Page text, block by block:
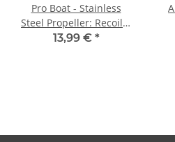
Pro Boat - Stainless
Steel Propeller: Recoil 2
18 (PRB-1374)
13,99 € *